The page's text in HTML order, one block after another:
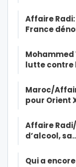
Affaire
France
Mohammed
lutte contre
Maroc/
pour Orient
Affaire
d’alcool,
Qui a